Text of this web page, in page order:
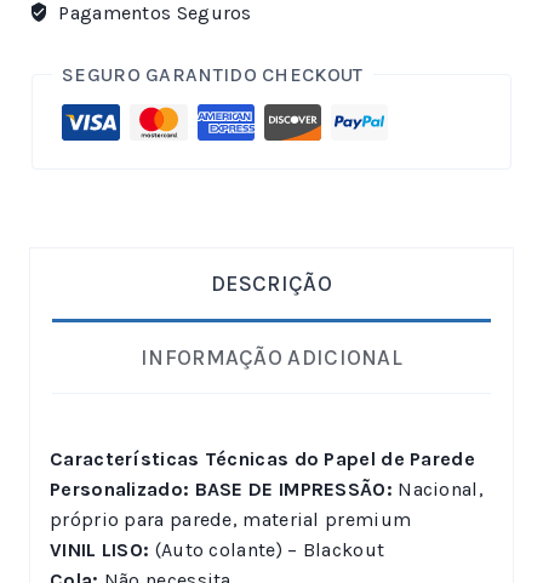
Pagamentos Seguros
SEGURO GARANTIDO CHECKOUT
DESCRIÇÃO
INFORMAÇÃO ADICIONAL
Características Técnicas do Papel de Parede
Personalizado: BASE DE IMPRESSÃO: Nacional,
próprio para parede, material premium
VINIL LISO: (Auto colante) – Blackout